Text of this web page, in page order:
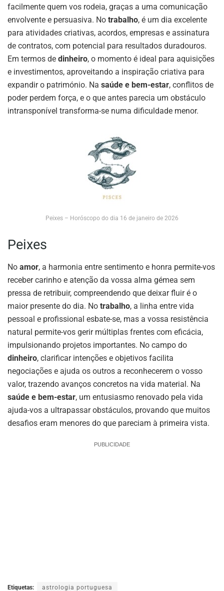
facilmente quem vos rodeia, graças a uma comunicação
envolvente e persuasiva. No trabalho, é um dia excelente
para atividades criativas, acordos, empresas e assinatura
de contratos, com potencial para resultados duradouros.
Em termos de dinheiro, o momento é ideal para aquisições
e investimentos, aproveitando a inspiração criativa para
expandir o património. Na saúde e bem-estar, conflitos de
poder perdem força, e o que antes parecia um obstáculo
intransponível transforma-se numa dificuldade menor.
Peixes – Horóscopo do dia 16 de janeiro de 2026
Peixes
No amor, a harmonia entre sentimento e honra permite-vos
receber carinho e atenção da vossa alma gémea sem
pressa de retribuir, compreendendo que deixar fluir é o
maior presente do dia. No trabalho, a linha entre vida
pessoal e profissional esbate-se, mas a vossa resistência
natural permite-vos gerir múltiplas frentes com eficácia,
impulsionando projetos importantes. No campo do
dinheiro, clarificar intenções e objetivos facilita
negociações e ajuda os outros a reconhecerem o vosso
valor, trazendo avanços concretos na vida material. Na
saúde e bem-estar, um entusiasmo renovado pela vida
ajuda-vos a ultrapassar obstáculos, provando que muitos
desafios eram menores do que pareciam à primeira vista.
PUBLICIDADE
Etiquetas: astrologia portuguesa